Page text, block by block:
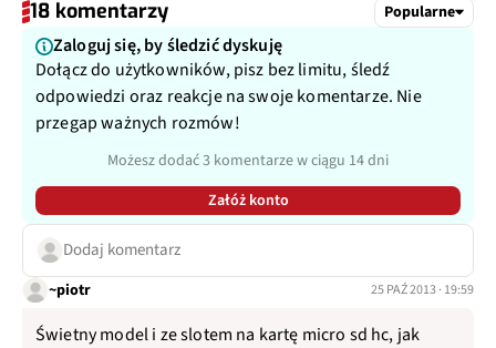
18 komentarzy Popularne
Zaloguj się, by śledzić dyskuję
Dołącz do użytkowników, pisz bez limitu, śledź
odpowiedzi oraz reakcje na swoje komentarze. Nie
przegap ważnych rozmów!
Możesz dodać 3 komentarze w ciągu 14 dni
Załóż konto
Dodaj komentarz
~piotr 25 PAŹ 2013 · 19:59
Świetny model i ze slotem na kartę micro sd hc, jak